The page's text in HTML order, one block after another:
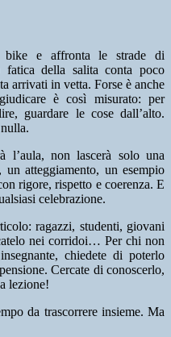
bike e affronta le strade di
fatica della salita conta poco
arrivati in vetta. Forse è anche
è così misurato: per
guardare le cose dall’alto.
l’aula, non lascerà solo una
atteggiamento, un esempio
rigore, rispetto e coerenza. E
celebrazione.
ragazzi, studenti, giovani
nei corridoi… Per chi non
chiedete di poterlo
Cercate di conoscerlo,
lezione!
da trascorrere insieme. Ma